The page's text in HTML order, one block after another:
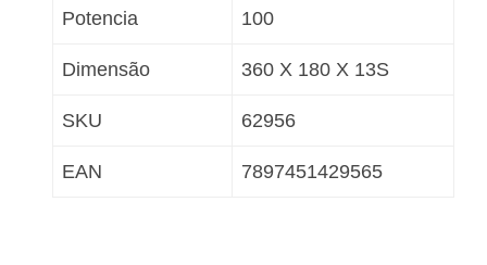
Potencia 100
Dimensão 360 X 180 X 13S
SKU 62956
EAN 7897451429565